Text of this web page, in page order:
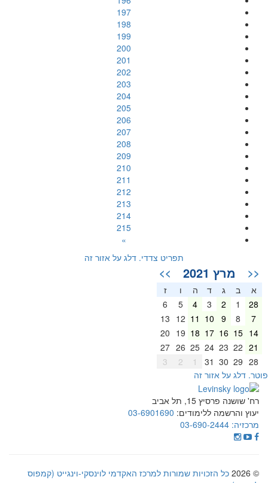
197
198
199
200
201
202
203
204
205
206
207
208
209
210
211
212
213
214
215
»
תפריט צדדי. דלג על אזור זה
<< מרץ 2021 >>
א ב ג ד ה
ז
28
2
3
4
5
6
7
8
9
10
11
12
13
14
15
16
17
18
19
20
21
22
23
24
25
26
27
28
29
30
31
2
3
דלג על אזור זה
רח' שושנה פרסיץ 15, תל אביב
יעוץ והרשמה ללימודים: 03-6901690
מרכזיה: 03-690-2444
© 2026
כל הזכויות שמורות למרכז האקדמי לוינסקי-וינגייט (קמפוס